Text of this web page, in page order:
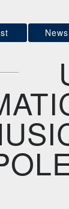
News